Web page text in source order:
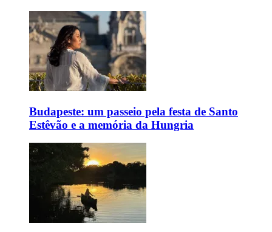
Budapeste: um passeio pela festa de Santo
Estêvão e a memória da Hungria